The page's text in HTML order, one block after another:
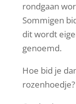
rondgaan
Sommigen
dit wordt
genoemd.
Hoe bid je
rozenhoedje?